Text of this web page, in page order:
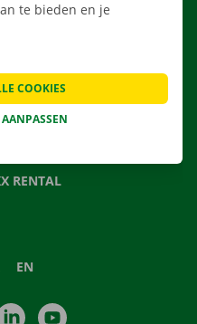
RENTAL
EN
LinkedIn
te bieden en je
COOKIES